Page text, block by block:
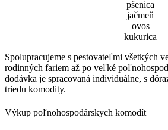
pšenica
jačmeň
ovos
kukurica
Spolupracujeme s pestovateľmi všetkých
rodinných fariem až po veľké
dodávka je spracovaná individuálne, s
triedu komodity.
Výkup poľnohospodárskych komodít